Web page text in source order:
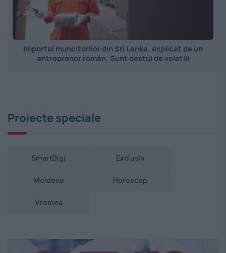
Importul muncitorilor din Sri Lanka, explicat de un
antreprenor român. Sunt destul de volatili
Proiecte speciale
SmartDigi Exclusiv
Moldova Horoscop
Vremea